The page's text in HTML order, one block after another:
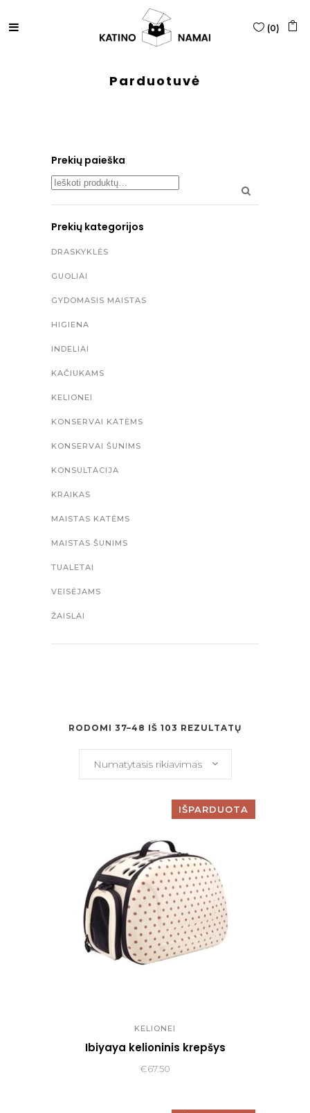
(0)
Parduotuvė
Prekių paieška
Search
Prekių kategorijos
DRASKYKLĖS
GUOLIAI
GYDOMASIS MAISTAS
HIGIENA
INDELIAI
KAČIUKAMS
KELIONEI
KONSERVAI KATĖMS
KONSERVAI ŠUNIMS
KONSULTACIJA
KRAIKAS
MAISTAS KATĖMS
MAISTAS ŠUNIMS
TUALETAI
VEISĖJAMS
ŽAISLAI
RODOMI 37–48 IŠ 103 REZULTATŲ
Numatytasis rikiavimas
IŠPARDUOTA
KELIONEI
Ibiyaya kelioninis krepšys
€67.50